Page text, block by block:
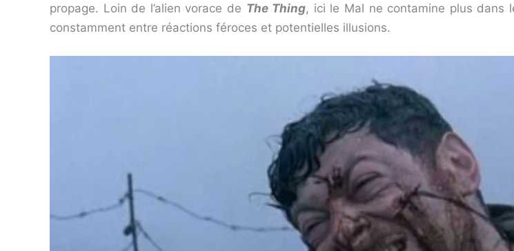
propage. Loin de l’alien vorace de The Thing, ici le Mal ne contamine plus dans
constamment entre réactions féroces et potentielles illusions.